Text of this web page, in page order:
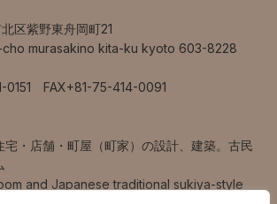
区紫野東舟岡町21
cho murasakino kita-ku kyoto 603-8228
0151 FAX+81-75-414-0091
宅・店舗・町屋（町家）の設計、建築。古民
and Japanese traditional sukiya-style